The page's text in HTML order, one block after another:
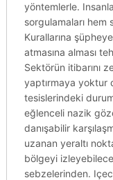
yöntemlerle.
sorgulamaları hem
Kurallarına
atmasına alması
Sektörün itibarını
yaptırmaya yoktur
tesislerindeki
eğlenceli nazik
danışabilir
uzanan yeraltı
bölgeyi
sebzelerinden.